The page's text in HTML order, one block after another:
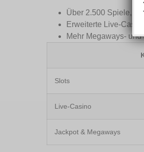
Über 2.500 Spiele,
Erweiterte Live-
Mehr Megaways-
Slots
Live-Casino
Jackpot & Megaways